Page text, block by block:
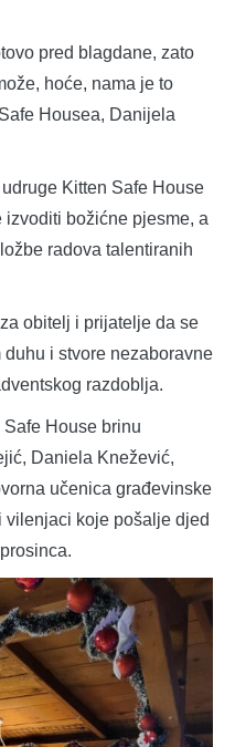
pred blagdane, zato
hoće, nama je to
Housea, Danijela
Kitten Safe House
božićne pjesme, a
radova talentiranih
obitelj i prijatelje da se
i stvore nezaboravne
razdoblja.
House brinu
Daniela Knežević,
učenica građevinske
koje pošalje djed